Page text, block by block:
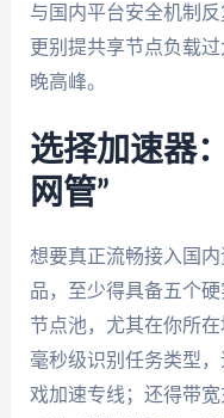
与国内平台安全机制反
更别提共享节点负载
晚高峰。
选择加速器
网管”
想要真正流畅接入国
品，至少得具备五个
节点池，尤其在你所
毫秒级识别任务类型
戏加速专线；还得带